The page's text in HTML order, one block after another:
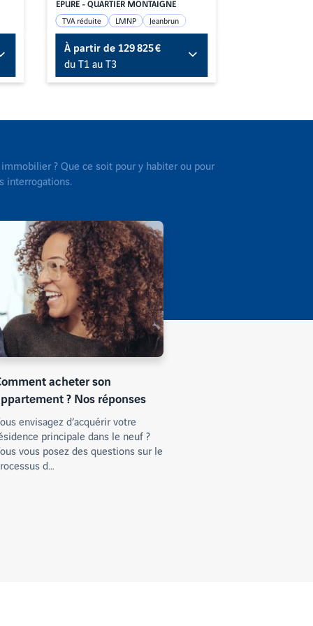
EPURE - QUARTIER MONTAIGNE
TVA réduite LMNP Jeanbrun
À partir de129 825 €
du T1 au T3
? Que ce soit pour y habiter ou pour
interrogations.
acheter son
? Nos réponses
envisagez d’acquérir votre
principale dans le neuf ?
vous posez des questions sur le
d…